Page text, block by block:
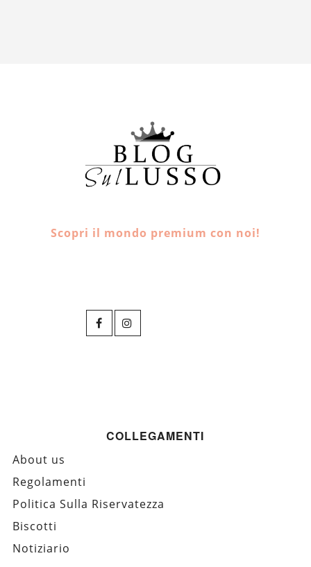
Scopri il mondo premium con noi!
COLLEGAMENTI
About us
Regolamenti
Politica Sulla Riservatezza
Biscotti
Notiziario